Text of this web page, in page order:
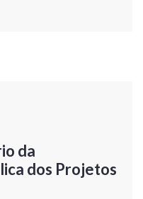
da
dos Projetos